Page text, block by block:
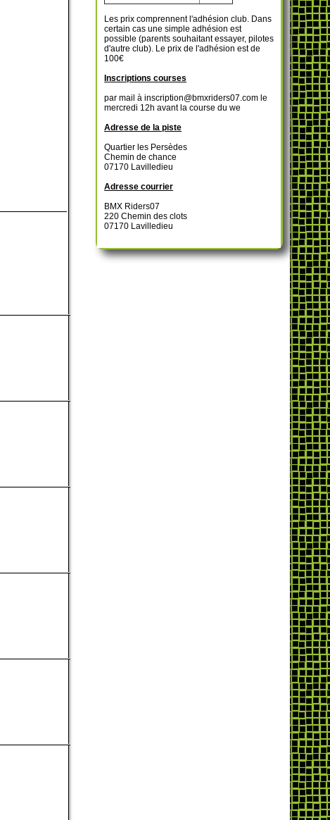
Les prix comprennent l'adhésion club. Dans
certain cas une simple adhésion est
possible (parents souhaitant essayer, pilotes
d'autre club). Le prix de l'adhésion est de
100€
Inscriptions courses
par mail à inscription@bmxriders07.com le
mercredi 12h avant la course du we
Adresse de la piste
Quartier les Persèdes
Chemin de chance
07170 Lavilledieu
Adresse courrier
BMX Riders07
220 Chemin des clots
07170 Lavilledieu